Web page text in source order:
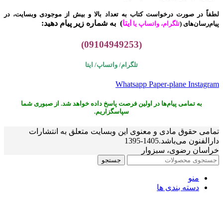
لطفاً در صورت درخواست کتاب به تعداد بالا و بیش از موجودی وبسایت، در
پیام‌رسان‌های (تلگرام، واتساپ یا ایتا) به شماره زیر پیام دهید:
(09104949253)
تلگرام/ واتساپ/ ایتا
Whatsapp Paper-plane Instagram
به تمامی پیام‌ها در اولین فرصت پاسخ داده خواهد شد. از صبوری شما
سپاسگزاریم.
تمامی حقوق مادی و معنوی این وبسایت متعلق به انتشارات
دارالفنون می‌باشد.1405-1395
خراسان رضوی، سبزوار
جستجو
منو
دسته بندی ها